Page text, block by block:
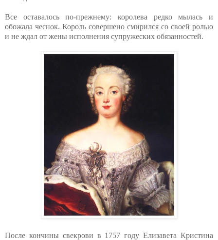
Все оставалось по-прежнему: королева редко мылась и
обожала чеснок. Король совершено смирился со своей ролью
и не ждал от жены исполнения супружеских обязанностей.
После кончины свекрови в 1757 году Елизавета Кристина